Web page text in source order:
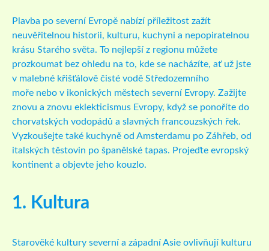
Plavba po severní Evropě nabízí příležitost zažít
neuvěřitelnou historii, kulturu, kuchyni a nepopiratelnou
krásu Starého světa. To nejlepší z regionu můžete
prozkoumat bez ohledu na to, kde se nacházíte, ať už jste
v malebné křišťálově čisté vodě Středozemního
moře nebo v ikonických městech severní Evropy. Zažijte
znovu a znovu eklekticismus Evropy, když se ponoříte do
chorvatských vodopádů a slavných francouzských řek.
Vyzkoušejte také kuchyně od Amsterdamu po Záhřeb, od
italských těstovin po španělské tapas. Projeďte evropský
kontinent a objevte jeho kouzlo.
1. Kultura
Starověké kultury severní a západní Asie ovlivňují kulturu